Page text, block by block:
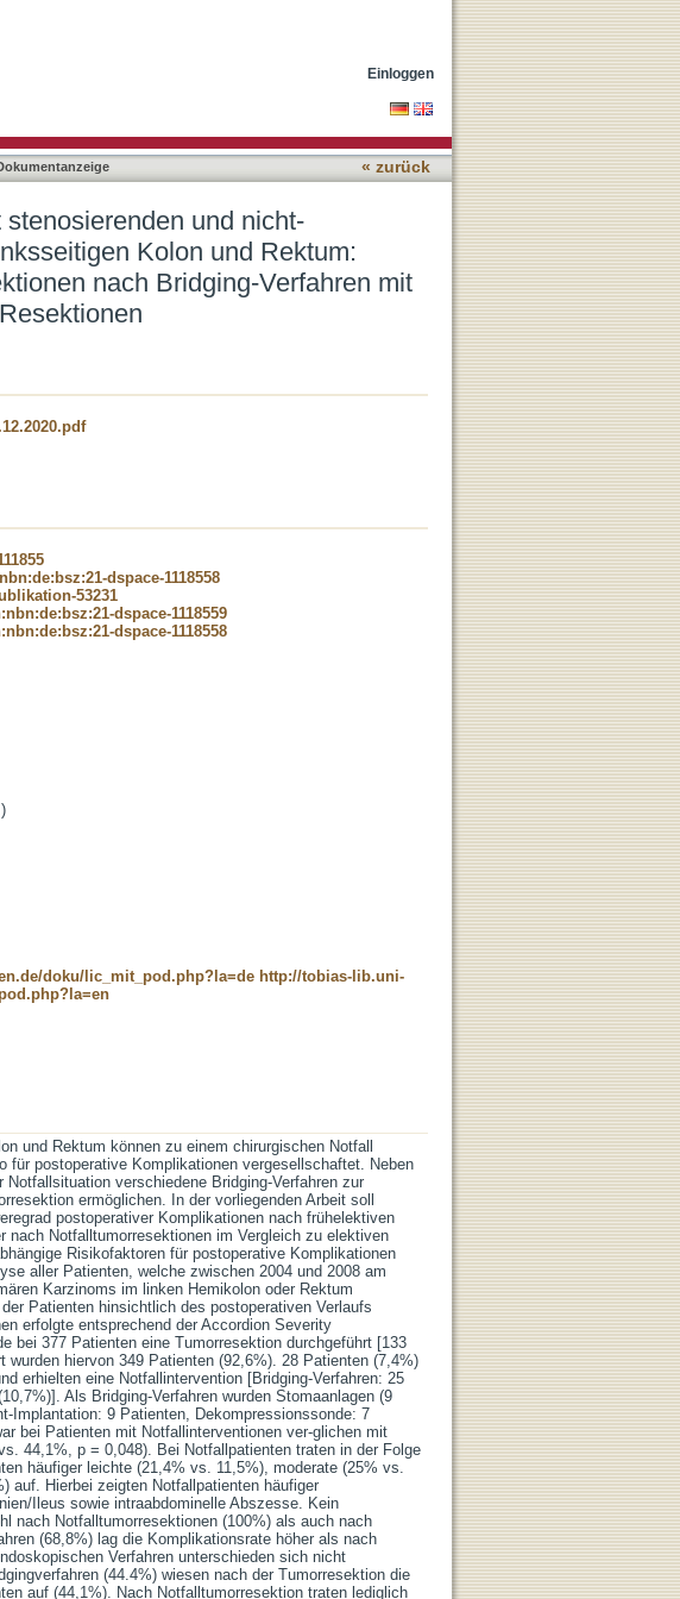
nach Bridging-Verfahren
Einloggen
« zurück
und nicht-
Kolon und Rektum:
nach Bridging-Verfahren mit
dspace-1118558
53231
dspace-1118559
dspace-1118558
doku/lic_mit_pod.php?la=de http://tobias-lib.uni-
und Rektum können zu einem chirurgischen Notfall
für postoperative Komplikationen vergesellschaftet. Neben
verschiedene Bridging-Verfahren zur
ermöglichen. In der vorliegenden Arbeit soll
postoperativer Komplikationen nach frühelektiven
nach Notfalltumorresektionen im Vergleich zu elektiven
Risikofaktoren für postoperative Komplikationen
aller Patienten, welche zwischen 2004 und 2008 am
Karzinoms im linken Hemikolon oder Rektum
Patienten hinsichtlich des postoperativen Verlaufs
erfolgte entsprechend der Accordion Severity
bei 377 Patienten eine Tumorresektion durchgeführt [133
hiervon 349 Patienten (92,6%). 28 Patienten (7,4%)
erhielten eine Notfallintervention [Bridging-Verfahren: 25
Als Bridging-Verfahren wurden Stomaanlagen (9
Implantation: 9 Patienten, Dekompressionssonde: 7
bei Patienten mit Notfallinterventionen ver-glichen mit
44,1%, p = 0,048). Bei Notfallpatienten traten in der Folge
häufiger leichte (21,4% vs. 11,5%), moderate (25% vs.
auf. Hierbei zeigten Notfallpatienten häufiger
Ileus sowie intraabdominelle Abszesse. Kein
nach Notfalltumorresektionen (100%) als auch nach
(68,8%) lag die Komplikationsrate höher als nach
Verfahren unterschieden sich nicht
(44.4%) wiesen nach der Tumorresektion die
auf (44,1%). Nach Notfalltumorresektion traten lediglich